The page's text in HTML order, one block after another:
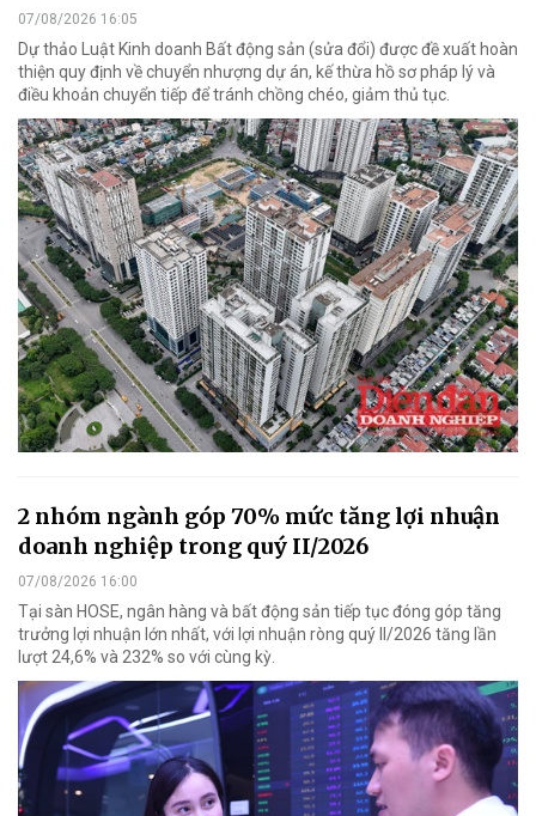
07/08/2026 16:05
Dự thảo Luật Kinh doanh Bất động sản (sửa đổi) được đề xuất hoàn
thiện quy định về chuyển nhượng dự án, kế thừa hồ sơ pháp lý và
điều khoản chuyển tiếp để tránh chồng chéo, giảm thủ tục.
2 nhóm ngành góp 70% mức tăng lợi nhuận
doanh nghiệp trong quý II/2026
07/08/2026 16:00
Tại sàn HOSE, ngân hàng và bất động sản tiếp tục đóng góp tăng
trưởng lợi nhuận lớn nhất, với lợi nhuận ròng quý II/2026 tăng lần
lượt 24,6% và 232% so với cùng kỳ.